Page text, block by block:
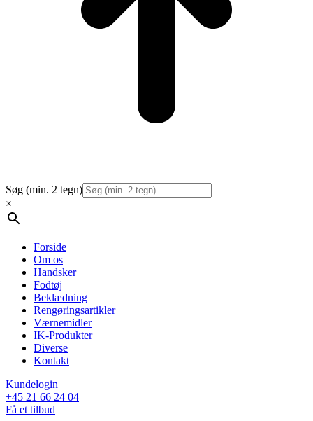
Søg (min. 2 tegn)
×
Forside
Om os
Handsker
Fodtøj
Beklædning
Rengøringsartikler
Værnemidler
IK-Produkter
Diverse
Kontakt
Kundelogin
+45 21 66 24 04
Få et tilbud